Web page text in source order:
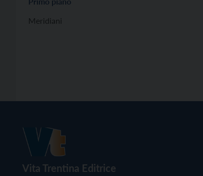
Meridiani
Vita Trentina Editrice